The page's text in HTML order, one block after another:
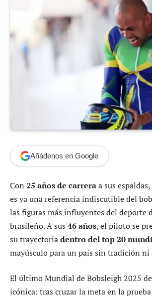
Añádenos en Google
Con 25 años de carreraa sus espaldas,
es ya una referencia indiscutible del
las figuras más influyentes del deporte
brasileño. A sus 46 años, el piloto se
su trayectoriadentro del top 20
mayúsculo para un país sin tradición
El último Mundial de Bobsleigh 2025
icónica: tras cruzar la meta en la prueba